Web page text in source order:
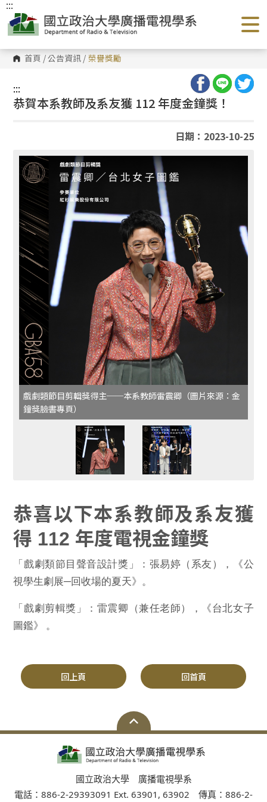
跳
到
主
要
內
容
區 首頁 /公告資訊 / 榮譽獎勵
:::
:::
恭賀本系教師及系友獲 112 年度金鐘獎！
日期：2023-10-25
戲劇類節目剪輯獎得主──本系教師雷震卿（圖片來源：金
鐘獎臉書專頁）
恭喜以下本系教師及系友獲
得 112 年度電視金鐘獎
「戲劇類節目聲音設計獎」：張易婷（系友），《公
視學生劇展─回收場的夏天》。
「戲劇剪輯獎」：雷震卿（兼任老師），《台北女子
圖鑑》 。
回上頁 回首頁
國立政治大學 廣播電視學系
電話：886-2-29393091 Ext. 63901, 63902 傳真：886-2-